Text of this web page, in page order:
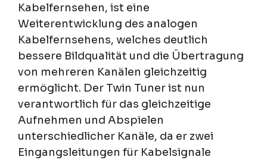
Kabelfernsehen, ist eine
Weiterentwicklung des analogen
Kabelfernsehens, welches deutlich
bessere Bildqualität und die Übertragung
von mehreren Kanälen gleichzeitig
ermöglicht. Der Twin Tuner ist nun
verantwortlich für das gleichzeitige
Aufnehmen und Abspielen
unterschiedlicher Kanäle, da er zwei
Eingangsleitungen für Kabelsignale